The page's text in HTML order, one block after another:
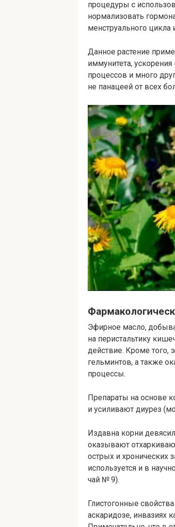
процедуры с
нормализовать
менструального цикла
Данное растение
иммунитета,
процессов и много
не панацеей от всех
Эфирное масло,
на перистальтику
действие. Кроме того,
гельминтов, а также
процессы.
Препараты на основе
и усиливают диурез
Издавна корни
оказывают
острых и хронических
используется и в
чай № 9).
Глистогонные
аскаридозе, инвазиях